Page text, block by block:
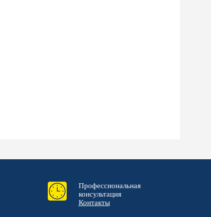
Профессиональная
консультация
Контакты